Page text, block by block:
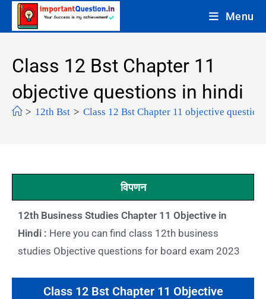
Menu
Class 12 Bst Chapter 11
objective questions in hindi
> 12th Bst > Class 12 Bst Chapter 11 objective
विपणन
12th Business Studies Chapter 11 Objective in
Hindi : Here you can find class 12th business
studies Objective questions for board exam 2023
Class 12 Bst Chapter 11 Objective